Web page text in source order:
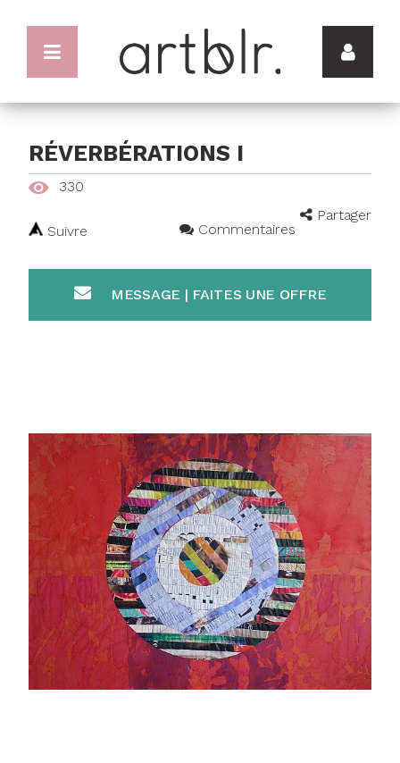
RÉVERBÉRATIONS I
330
Partager
Suivre
Commentaires
MESSAGE | FAITES UNE OFFRE